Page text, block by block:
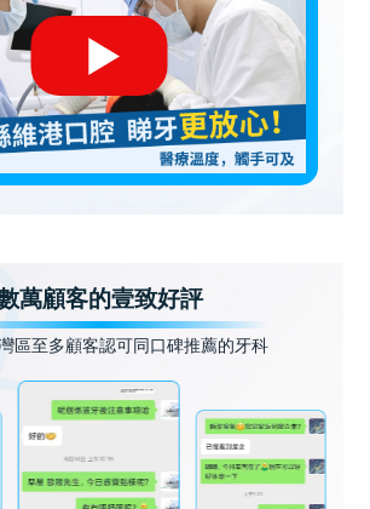
萬顧客的壹致好評
區至多顧客認可同口碑推薦的牙科